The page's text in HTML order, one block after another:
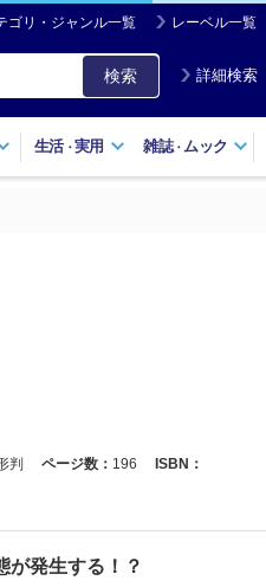
ゴリ・ジャンル一覧 レーベル一覧
検索 詳細検索
生活・実用 雑誌・ ムック
判 ページ数： 196
ISBN：
が発生する！？